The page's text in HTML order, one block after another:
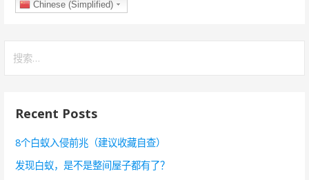
Chinese (Simplified)
索
Recent Posts
8个白蚁入侵前兆（建议收藏自查）
发现白蚁，是不是整间屋子都有了？